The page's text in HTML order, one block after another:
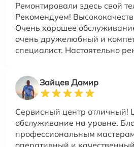
Ремонтировали здесь свой
Рекомендуем!
Очень хорошее
очень дружелюбный и
специалист. Настоятельно
Зайцев Дамир
Сервисный центр отличный!
обслуживание на уровне.
профессиональным мастерам